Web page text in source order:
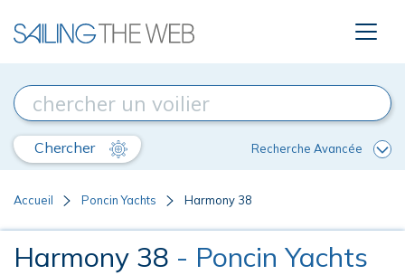
Chercher Recherche Avancée
Accueil Poncin Yachts Harmony 38
Harmony 38 - Poncin Yachts